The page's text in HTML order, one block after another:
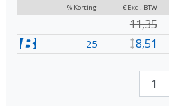
% Korting € Excl. BTW
11,35
25 8,51